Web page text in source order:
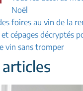
Noël
foires au vin de la
cépages décryptés
vin sans tromper